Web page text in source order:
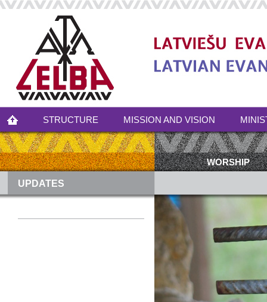
STRUCTURE MISSION AND VISION
WORSHIP
UPDATES